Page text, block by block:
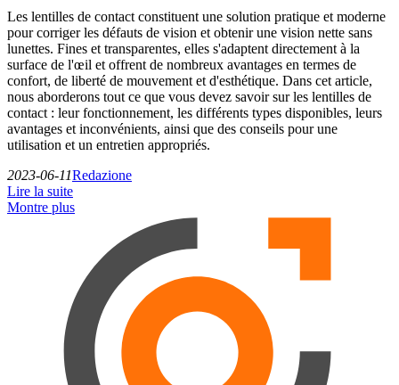
Les lentilles de contact constituent une solution pratique et moderne
pour corriger les défauts de vision et obtenir une vision nette sans
lunettes. Fines et transparentes, elles s'adaptent directement à la
surface de l'œil et offrent de nombreux avantages en termes de
confort, de liberté de mouvement et d'esthétique. Dans cet article,
nous aborderons tout ce que vous devez savoir sur les lentilles de
contact : leur fonctionnement, les différents types disponibles, leurs
avantages et inconvénients, ainsi que des conseils pour une
utilisation et un entretien appropriés.
2023-06-11Redazione
Lire la suite
Montre plus